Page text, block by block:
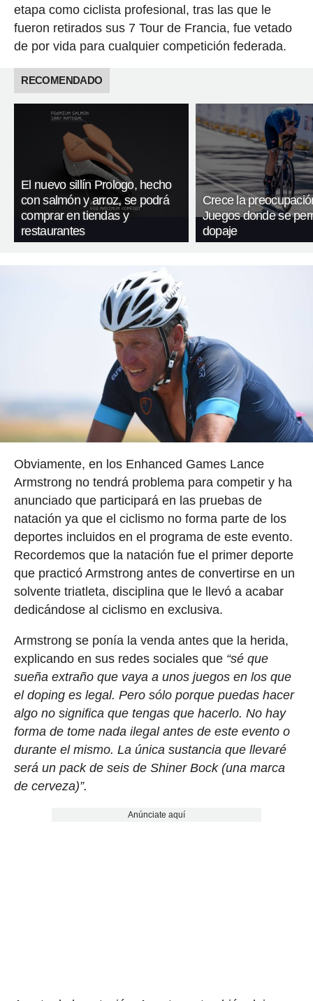
etapa como ciclista profesional, tras las que le
fueron retirados sus 7 Tour de Francia, fue vetado
de por vida para cualquier competición federada.
RECOMENDADO
El nuevo sillín Prologo, hecho
con salmón y arroz, se podrá
comprar en tiendas y
restaurantes
Crece la
Juegos donde se
dopaje
Obviamente, en los Enhanced Games Lance
Armstrong no tendrá problema para competir y ha
anunciado que participará en las pruebas de
natación ya que el ciclismo no forma parte de los
deportes incluidos en el programa de este evento.
Recordemos que la natación fue el primer deporte
que practicó Armstrong antes de convertirse en un
solvente triatleta, disciplina que le llevó a acabar
dedicándose al ciclismo en exclusiva.
Armstrong se ponía la venda antes que la herida,
explicando en sus redes sociales que“sé que
sueña extraño que vaya a unos juegos en los que
el doping es legal. Pero sólo porque puedas hacer
algo no significa que tengas que hacerlo. No hay
forma de tome nada ilegal antes de este evento o
durante el mismo. La única sustancia que llevaré
será un pack de seis de Shiner Bock (una marca
de cerveza)”.
Anúnciate aquí